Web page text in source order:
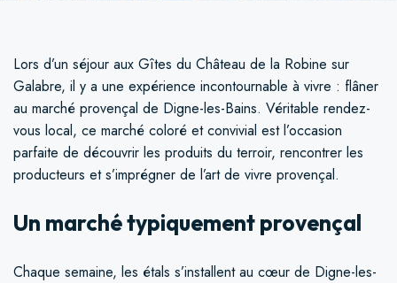
Lors d’un séjour aux Gîtes du Château de la Robine sur
Galabre, il y a une expérience incontournable à vivre : flâner
au marché provençal de Digne-les-Bains. Véritable rendez-
vous local, ce marché coloré et convivial est l’occasion
parfaite de découvrir les produits du terroir, rencontrer les
producteurs et s’imprégner de l’art de vivre provençal.
Un marché typiquement provençal
Chaque semaine, les étals s’installent au cœur de Digne-les-